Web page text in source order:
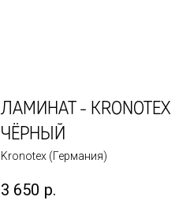
ЛАМИНАТ -
ЧЁРНЫЙ
Kronotex (Германия)
3 650 р.